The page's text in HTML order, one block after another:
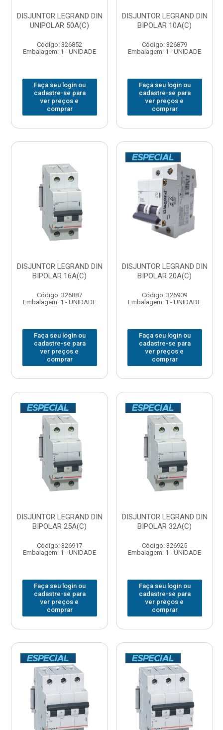
DISJUNTOR LEGRAND DIN
UNIPOLAR 50A(C)
Código: 326852
Embalagem: 1 - UNIDADE
Faça seu login ou
cadastre-se para
ver preços e
comprar
DISJUNTOR LEGRAND DIN
BIPOLAR 10A(C)
Código: 326879
Embalagem: 1 - UNIDADE
Faça seu login ou
cadastre-se para
ver preços e
comprar
DISJUNTOR LEGRAND DIN
BIPOLAR 16A(C)
Código: 326887
Embalagem: 1 - UNIDADE
Faça seu login ou
cadastre-se para
ver preços e
comprar
DISJUNTOR LEGRAND DIN
BIPOLAR 20A(C)
Código: 326909
Embalagem: 1 - UNIDADE
Faça seu login ou
cadastre-se para
ver preços e
comprar
DISJUNTOR LEGRAND DIN
BIPOLAR 25A(C)
Código: 326917
Embalagem: 1 - UNIDADE
Faça seu login ou
cadastre-se para
ver preços e
comprar
DISJUNTOR LEGRAND DIN
BIPOLAR 32A(C)
Código: 326925
Embalagem: 1 - UNIDADE
Faça seu login ou
cadastre-se para
ver preços e
comprar